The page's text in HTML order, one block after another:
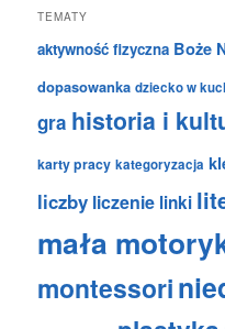
TEMATY
aktywność fizyczna Boże
dopasowanka dziecko w
gra historia i
karty pracy kategoryzacja
liczby liczenie linki
mała
montessori